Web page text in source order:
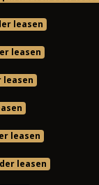
leasen
leasen
leasen
leasen
leasen